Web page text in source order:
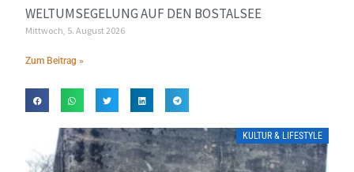
WELTUMSEGELUNG AUF DEN BOSTALSEE
Mittwoch, 5. August 2026
Zum Beitrag »
KULTUR & LIFESTYLE